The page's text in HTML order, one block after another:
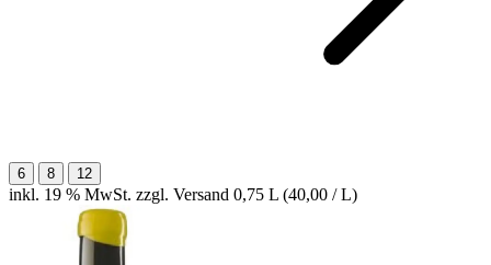
6 8 12
inkl. 19 % MwSt. zzgl. Versand 0,75 L (40,00 / L)